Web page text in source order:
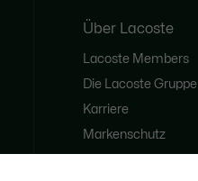
Über Lacoste
Lacoste Members
Die Lacoste Gruppe
Karriere
Markenschutz